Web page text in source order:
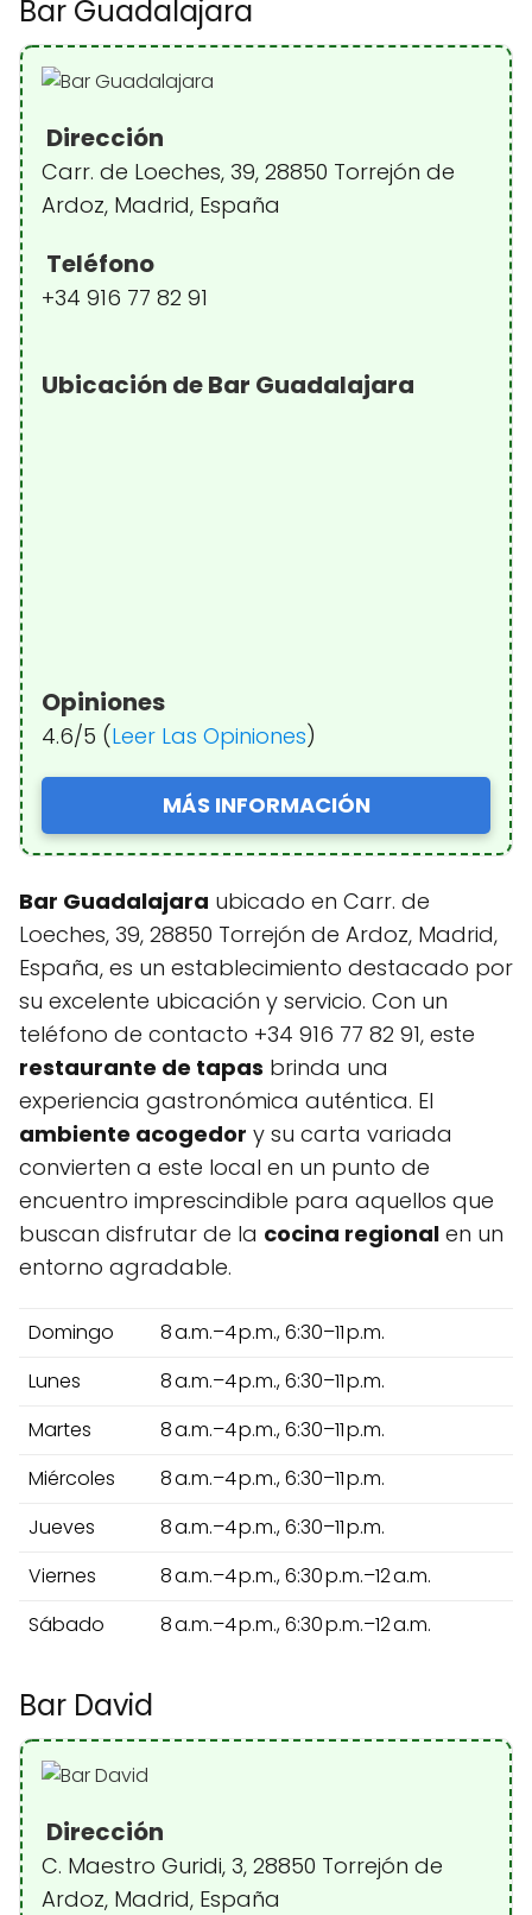
Bar Guadalajara
Dirección
Carr. de Loeches, 39, 28850 Torrejón de
Ardoz, Madrid, España
Teléfono
+34 916 77 82 91
Ubicación de Bar Guadalajara
Opiniones
4.6/5 (Leer Las Opiniones)
MÁS INFORMACIÓN
Bar Guadalajara ubicado en Carr. de
Loeches, 39, 28850 Torrejón de Ardoz, Madrid,
España, es un establecimiento destacado por
su excelente ubicación y servicio. Con un
teléfono de contacto +34 916 77 82 91, este
restaurante de tapas brinda una
experiencia gastronómica auténtica. El
ambiente acogedor y su carta variada
convierten a este local en un punto de
encuentro imprescindible para aquellos que
buscan disfrutar de la cocina regional en un
entorno agradable.
Domingo
8 a.m.–4 p.m., 6:30–11 p.m.
Lunes
8 a.m.–4 p.m., 6:30–11 p.m.
Martes
8 a.m.–4 p.m., 6:30–11 p.m.
Miércoles
8 a.m.–4 p.m., 6:30–11 p.m.
Jueves
8 a.m.–4 p.m., 6:30–11 p.m.
Viernes
8 a.m.–4 p.m., 6:30 p.m.–12 a.m.
Sábado
8 a.m.–4 p.m., 6:30 p.m.–12 a.m.
Bar David
Dirección
C. Maestro Guridi, 3, 28850 Torrejón de
Ardoz, Madrid, España